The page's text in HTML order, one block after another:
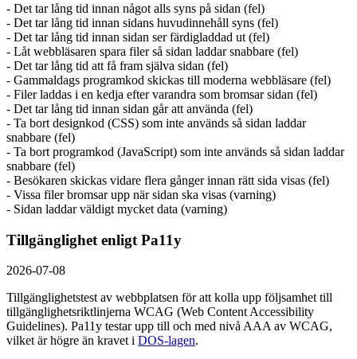
- Det tar lång tid innan något alls syns på sidan (fel)
- Det tar lång tid innan sidans huvudinnehåll syns (fel)
- Det tar lång tid innan sidan ser färdigladdad ut (fel)
- Låt webbläsaren spara filer så sidan laddar snabbare (fel)
- Det tar lång tid att få fram själva sidan (fel)
- Gammaldags programkod skickas till moderna webbläsare (fel)
- Filer laddas i en kedja efter varandra som bromsar sidan (fel)
- Det tar lång tid innan sidan går att använda (fel)
- Ta bort designkod (CSS) som inte används så sidan laddar
snabbare (fel)
- Ta bort programkod (JavaScript) som inte används så sidan laddar
snabbare (fel)
- Besökaren skickas vidare flera gånger innan rätt sida visas (fel)
- Vissa filer bromsar upp när sidan ska visas (varning)
- Sidan laddar väldigt mycket data (varning)
Tillgänglighet enligt Pa11y
2026-07-08
Tillgänglighetstest av webbplatsen för att kolla upp följsamhet till
tillgänglighets­riktlinjerna WCAG (Web Content Accessibility
Guidelines). Pa11y testar upp till och med nivå AAA av WCAG,
vilket är högre än kravet i DOS-lagen.